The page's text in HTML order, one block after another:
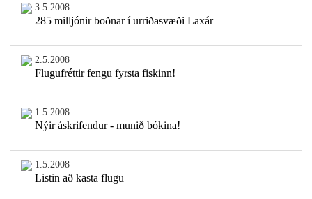
3.5.2008
285 milljónir boðnar í urriðasvæði Laxár
2.5.2008
Flugufréttir fengu fyrsta fiskinn!
1.5.2008
Nýir áskrifendur - munið bókina!
1.5.2008
Listin að kasta flugu